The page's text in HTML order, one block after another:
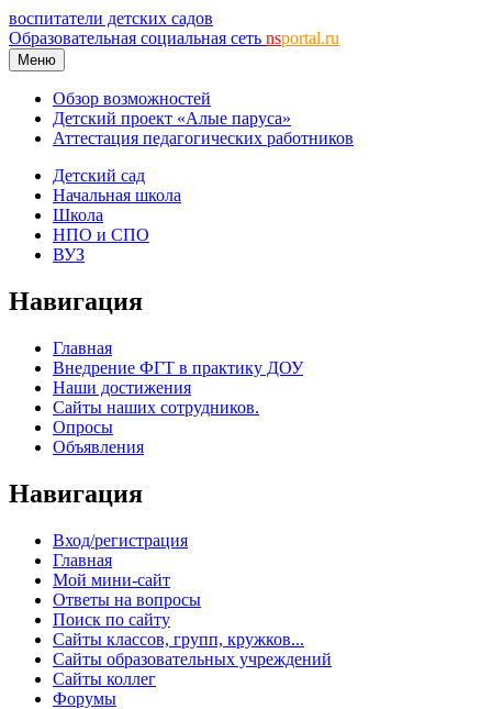
воспитатели детских садов
Образовательная социальная сеть nsportal.ru
Меню
Обзор возможностей
Детский проект «Алые паруса»
Аттестация педагогических работников
Детский сад
Начальная школа
Школа
НПО и СПО
ВУЗ
Навигация
Главная
Внедрение ФГТ в практику ДОУ
Наши достижения
Сайты наших сотрудников.
Опросы
Объявления
Навигация
Вход/регистрация
Главная
Мой мини-сайт
Ответы на вопросы
Поиск по сайту
Сайты классов, групп, кружков...
Сайты образовательных учреждений
Сайты коллег
Форумы